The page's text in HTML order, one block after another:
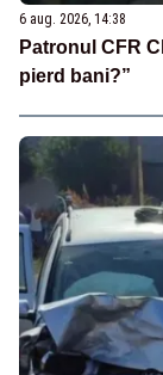
6 aug. 2026, 14:38
Patronul CFR
pierd bani?”